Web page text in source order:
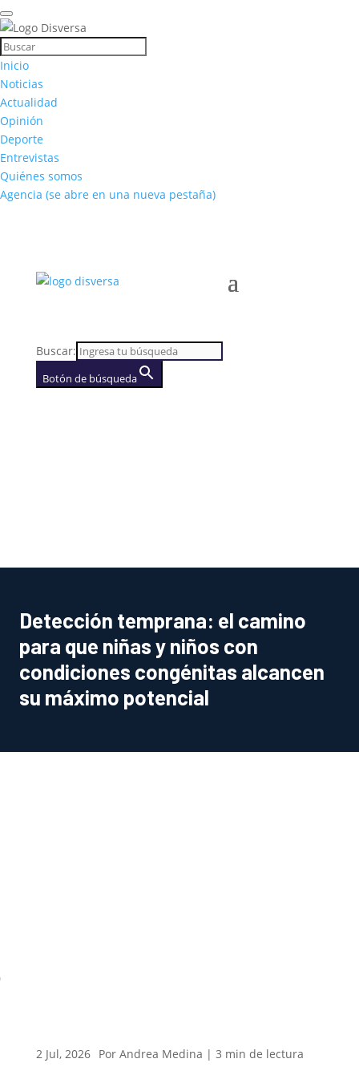
Inicio
Noticias
Actualidad
Opinión
Deporte
Entrevistas
Quiénes somos
Agencia (se abre en una nueva pestaña)
Buscar:
Botón de búsqueda
Detección temprana: el camino
para que niñas y niños con
condiciones congénitas alcancen
su máximo potencial
2 Jul, 2026 Por Andrea Medina | 3 min de lectura